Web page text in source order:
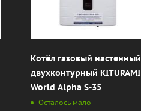
Котёл газовый настенный
двухконтурный KITURAMI
World Alpha S-35
Осталось мало